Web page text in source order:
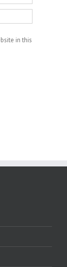
in this